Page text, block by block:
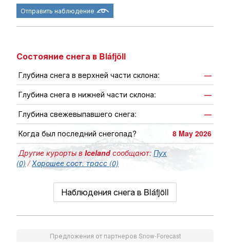
Отправить наблюдение
Состояние снега в Bláfjöll
Глубина снега в верхней части склона:
—
Глубина снега в нижней части склона:
—
Глубина свежевыпавшего снега:
—
Когда был последний снегопад?
8 May 2026
Другие курорты вIcelandсообщают: Пух
(0) /Хорошее сост. трасс (0)
Наблюдения снега в Bláfjöll
Предложения от партнеров Snow-Forecast